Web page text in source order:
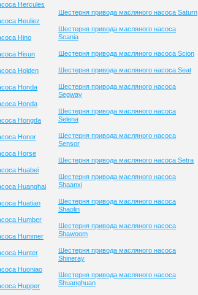
Hercules
Heuliez
Hino
Hisun
Holden
Honda
Honda
Hongda
Honor
Horse
Huabei
Huanghai
Huatian
Humber
Hummer
Hunter
Huoniao
Hupper
Шестерня привода масляного насоса Saturn
Шестерня привода масляного насоса
Scania
Шестерня привода масляного насоса Scion
Шестерня привода масляного насоса Seat
Шестерня привода масляного насоса
Segway
Шестерня привода масляного насоса
Selena
Шестерня привода масляного насоса
Sensor
Шестерня привода масляного насоса Setra
Шестерня привода масляного насоса
Shaanxi
Шестерня привода масляного насоса
Shaolin
Шестерня привода масляного насоса
Shawoom
Шестерня привода масляного насоса
Shineray
Шестерня привода масляного насоса
Shuanghuan